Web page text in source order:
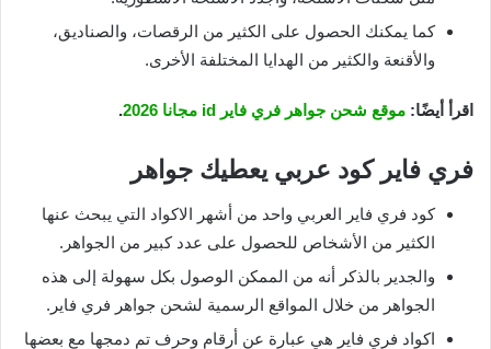
كما يمكنك الحصول على الكثير من الرقصات، والصناديق،
والأقنعة والكثير من الهدايا المختلفة الأخرى.
اقرأ أيضًا: موقع شحن جواهر فري فاير id مجانا 2026 .
فري فاير كود عربي يعطيك جواهر
كود فري فاير العربي واحد من أشهر الاكواد التي يبحث عنها
الكثير من الأشخاص للحصول على عدد كبير من الجواهر.
والجدير بالذكر أنه من الممكن الوصول بكل سهولة إلى هذه
الجواهر من خلال المواقع الرسمية لشحن جواهر فري فاير.
اكواد فري فاير هي عبارة عن أرقام وحرف تم دمجها مع بعضها